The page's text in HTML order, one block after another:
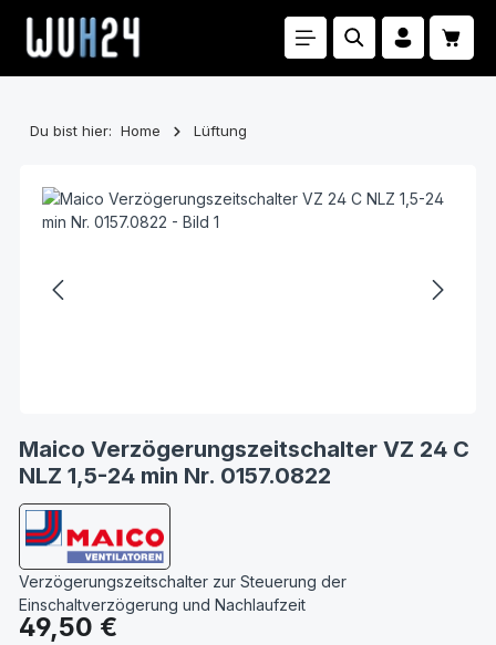
Zum Hauptinhalt springen
Du bist hier: Home Lüftung
Maico Verzögerungszeitschalter VZ 24 C
NLZ 1,5-24 min Nr. 0157.0822
Verzögerungszeitschalter zur Steuerung der
Einschaltverzögerung und Nachlaufzeit
Regulärer Preis:
49,50 €